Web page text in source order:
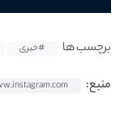
برچسب ها #خبری
منبع: